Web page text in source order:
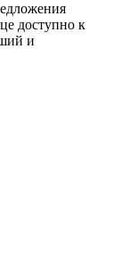
доступно к
и